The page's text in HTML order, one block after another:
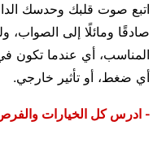
اتبع صوت قلبك وحدسك
صادقًا ومائلًا إلى الصواب،
المناسب، أي عندما تكون
أي ضغط، أو تأثير خارجي.
- ادرس كل الخيارات